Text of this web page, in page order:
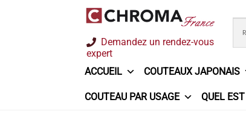
Aller
à
la
navigation
Aller
au
contenu
Demandez un rendez-vous
expert
ACCUEIL COUTEAUX JAPONAIS
COUTEAU PAR USAGE QUEL